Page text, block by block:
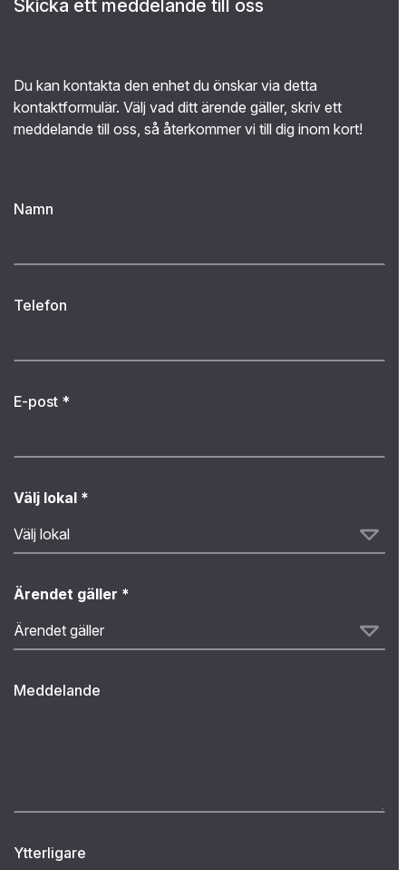
Skicka ett meddelande till oss
Du kan kontakta den enhet du önskar via detta
kontaktformulär. Välj vad ditt ärende gäller, skriv ett
meddelande till oss, så återkommer vi till dig inom kort!
Namn
Telefon
E-post *
Välj lokal *
Ärendet gäller *
Meddelande
Ytterligare